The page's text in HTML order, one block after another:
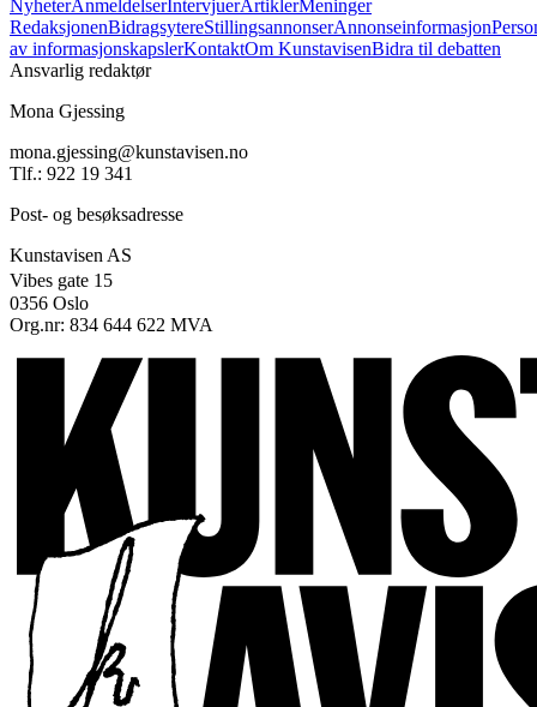
NyheterAnmeldelserIntervjuerArtiklerMeninger
RedaksjonenBidragsytereStillingsannonserAnnonseinformasjon
av informasjonskapslerKontaktOm KunstavisenBidra til debatten
Ansvarlig redaktør
Mona Gjessing
mona.gjessing@kunstavisen.no
Tlf.: 922 19 341
Post- og besøksadresse
Kunstavisen AS
Vibes gate 15
0356 Oslo
Org.nr: 834 644 622 MVA